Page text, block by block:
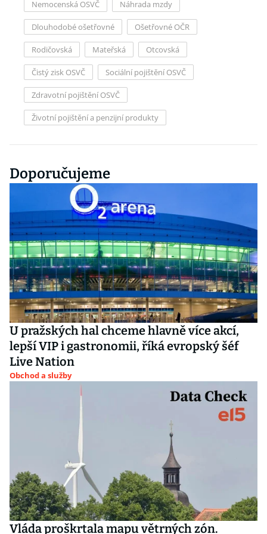
Nemocenská OSVČ Náhrada mzdy
Dlouhodobé ošetřovné Ošetřovné OČR
Rodičovská Mateřská Otcovská
Čistý zisk OSVČ Sociální pojištění OSVČ
Zdravotní pojištění OSVČ
Životní pojištění a penzijní produkty
Doporučujeme
U pražských hal chceme hlavně více akcí,
lepší VIP i gastronomii, říká evropský šéf
Live Nation
Obchod a služby
Vláda proškrtala mapu větrných zón.